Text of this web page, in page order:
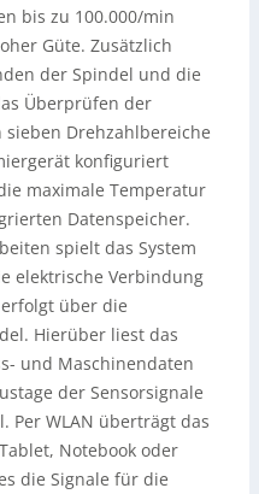
bis zu 100.000/min
Güte. Zusätzlich
der Spindel und die
Überprüfen der
Drehzahlbereiche
konfiguriert
maximale Temperatur
Datenspeicher.
spielt das System
elektrische Verbindung
über die
Hierüber liest das
und Maschinendaten
der Sensorsignale
Per WLAN überträgt das
Notebook oder
die Signale für die